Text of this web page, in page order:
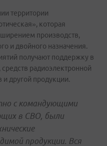
территории
которая
производств,
и двойного назначения.
получают поддержку в
радиоэлектронной
другой продукции.
с командующими
в СВО, были
продукции. Вся